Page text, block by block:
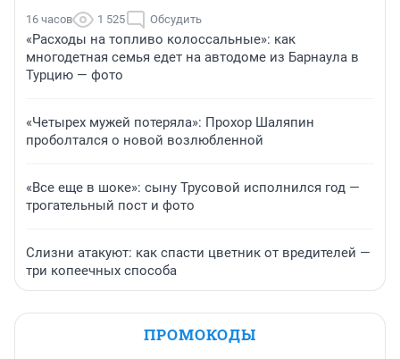
16 часов 1 525 Обсудить
«Расходы на топливо колоссальные»: как
многодетная семья едет на автодоме из Барнаула в
Турцию — фото
«Четырех мужей потеряла»: Прохор Шаляпин
проболтался о новой возлюбленной
«Все еще в шоке»: сыну Трусовой исполнился год —
трогательный пост и фото
Слизни атакуют: как спасти цветник от вредителей —
три копеечных способа
ПРОМОКОДЫ